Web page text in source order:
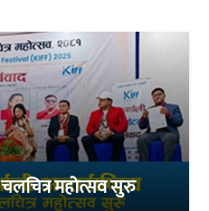
चलचित्र महोत्सव सुरु